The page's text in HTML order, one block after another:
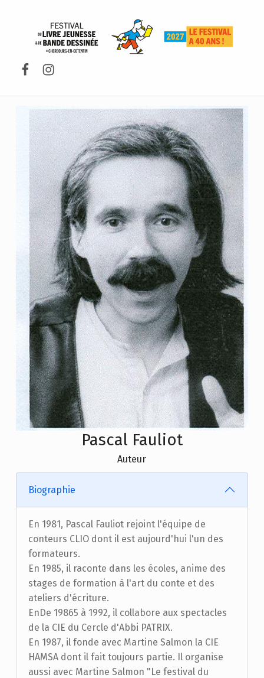
Facebook
Instagram
Pascal Fauliot
Auteur
Biographie
En 1981, Pascal Fauliot rejoint l'équipe de
conteurs CLIO dont il est aujourd'hui l'un des
formateurs.
En 1985, il raconte dans les écoles, anime des
stages de formation à l'art du conte et des
ateliers d'écriture.
EnDe 19865 à 1992, il collabore aux spectacles
de la CIE du Cercle d'Abbi PATRIX.
En 1987, il fonde avec Martine Salmon la CIE
HAMSA dont il fait toujours partie. Il organise
aussi avec Martine Salmon "Le festival du